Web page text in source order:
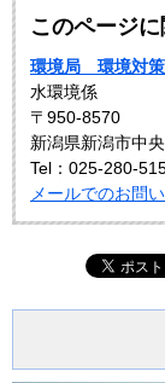
このページ
環境局 環境対
水環境係
〒950-8570
新潟県新潟市中
Tel：025-280-
メールでのお問